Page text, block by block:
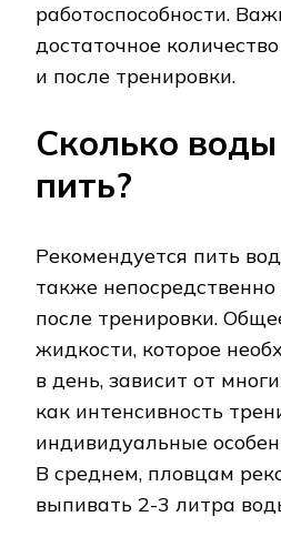
работоспособности.
достаточное
и после тренировки.
Сколько
пить?
Рекомендуется пить
также
после тренировки.
жидкости, которое
в день, зависит от
как интенсивность
индивидуальные
В среднем, пловцам
выпивать 2-3 литра